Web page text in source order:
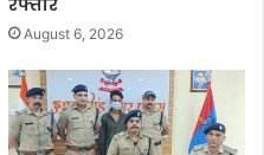
August 6, 2026